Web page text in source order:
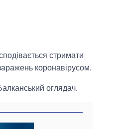
стримати
коронавірусом.
оглядач.